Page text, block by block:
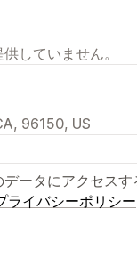
していません。
96150, US
ータにアクセスす
ライバシーポリシー